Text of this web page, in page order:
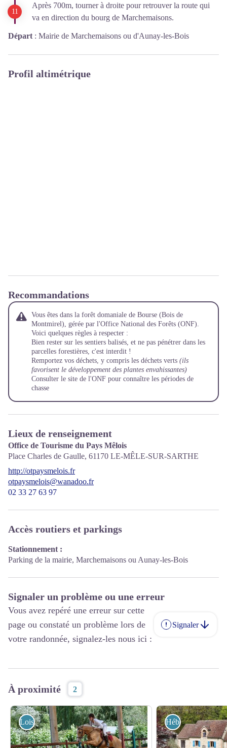
Après 700m, tourner à droite pour retrouver la route qui
va en direction du bourg de Marchemaisons.
Départ : Mairie de Marchemaisons ou d'Aunay-les-Bois
Profil altimétrique
Recommandations
Vous êtes dans la forêt domaniale de Bourse (Bois de
Montmirel), gérée par l'Office National des Forêts (ONF).
Voici quelques règles à respecter :
Bien rester sur les sentiers balisés, et ne pas pénétrer dans les
parcelles forestières, c'est interdit !
Remportez vos déchets, y compris les déchets verts (ils
favorisent le développement des plantes envahissantes)
Consulter le site de l'ONF pour connaître les périodes de
chasse
Lieux de renseignement
Office de Tourisme du Pays Mêlois
Place Charles de Gaulle, 61170 LE-MÊLE-SUR-SARTHE
http://otpaysmelois.fr
otpaysmelois@wanadoo.fr
02 33 27 63 97
Accès routiers et parkings
Stationnement :
Parking de la mairie, Marchemaisons ou Aunay-les-Bois
Signaler un problème ou une erreur
Vous avez repéré une erreur sur cette
page ou constaté un problème lors de
votre randonnée, signalez-les nous ici :
Signaler
À proximité 2
Loisirs et activités Hébergements